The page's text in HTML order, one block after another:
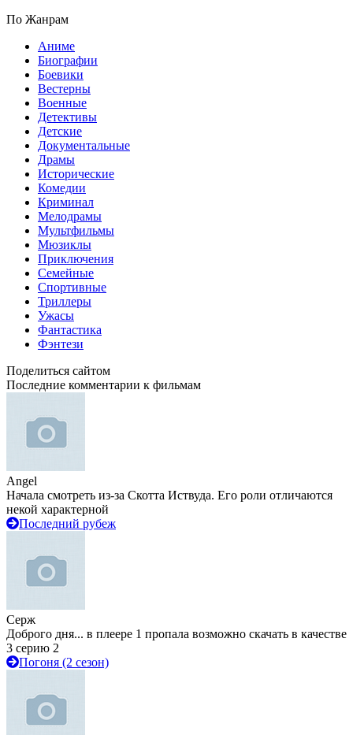
По Жанрам
Аниме
Биографии
Боевики
Вестерны
Военные
Детективы
Детские
Документальные
Драмы
Исторические
Комедии
Криминал
Мелодрамы
Мультфильмы
Мюзиклы
Приключения
Семейные
Спортивные
Триллеры
Ужасы
Фантастика
Фэнтези
Поделиться сайтом
Последние комментарии к фильмам
Angel
Начала смотреть из-за Скотта Иствуда. Его роли отличаются
некой характерной
Последний рубеж
Серж
Доброго дня... в плеере 1 пропала возможно скачать в качестве
3 серию 2
Погоня (2 сезон)